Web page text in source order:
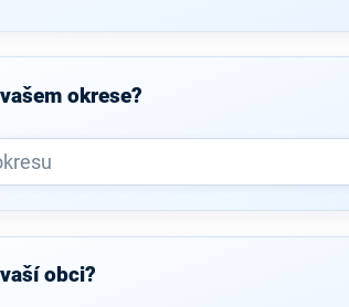
okrese?
obci?